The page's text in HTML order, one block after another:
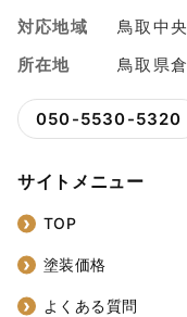
対応地域
鳥取中
所在地
鳥取県
050-5530-5320
サイトメニュー
TOP
塗装価格
よくある質問